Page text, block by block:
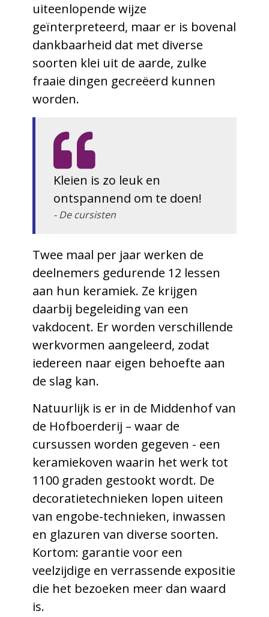
uiteenlopende wijze
geïnterpreteerd, maar er is bovenal
dankbaarheid dat met diverse
soorten klei uit de aarde, zulke
fraaie dingen gecreëerd kunnen
worden.
Kleien is zo leuk en
ontspannend om te doen!
- De cursisten
Twee maal per jaar werken de
deelnemers gedurende 12 lessen
aan hun keramiek. Ze krijgen
daarbij begeleiding van een
vakdocent. Er worden verschillende
werkvormen aangeleerd, zodat
iedereen naar eigen behoefte aan
de slag kan.
Natuurlijk is er in de Middenhof van
de Hofboerderij – waar de
cursussen worden gegeven - een
keramiekoven waarin het werk tot
1100 graden gestookt wordt. De
decoratietechnieken lopen uiteen
van engobe-technieken, inwassen
en glazuren van diverse soorten.
Kortom: garantie voor een
veelzijdige en verrassende expositie
die het bezoeken meer dan waard
is.